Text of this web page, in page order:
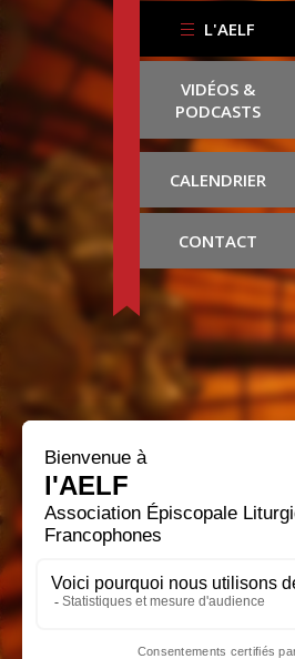
L'AELF
VIDÉOS &
PODCASTS
CALENDRIER
CONTACT